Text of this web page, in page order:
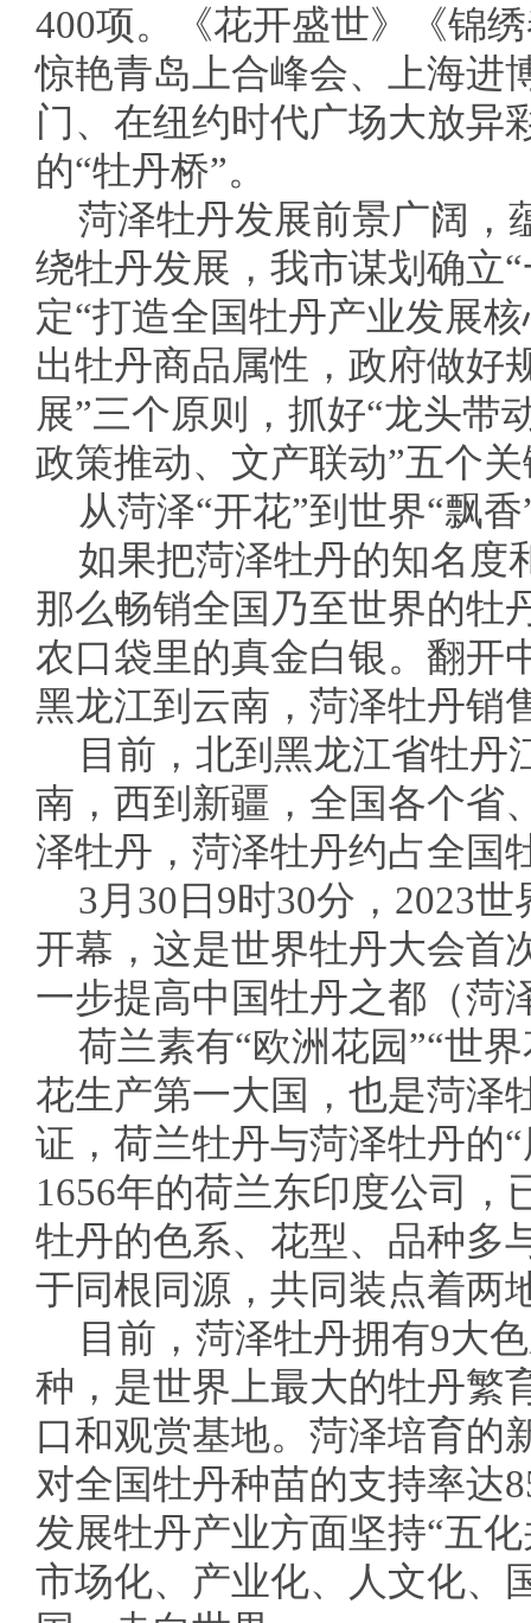
400项。《花开盛世》《锦
惊艳青岛上合峰会、上海进
门、在纽约时代广场大放异
的“牡丹桥”。
菏泽牡丹发展前景广阔，
绕牡丹发展，我市谋划确立
定“打造全国牡丹产业发展
出牡丹商品属性，政府做好
展”三个原则，抓好“龙头带
政策推动、文产联动”五个
从菏泽“开花”到世界“飘香
如果把菏泽牡丹的知名度
那么畅销全国乃至世界的牡
农口袋里的真金白银。翻开
黑龙江到云南，菏泽牡丹销
目前，北到黑龙江省牡丹
南，西到新疆，全国各个省
泽牡丹，菏泽牡丹约占全国
3月30日9时30分，2023
开幕，这是世界牡丹大会首
一步提高中国牡丹之都（菏
荷兰素有“欧洲花园”“世
花生产第一大国，也是菏泽
证，荷兰牡丹与菏泽牡丹的
1656年的荷兰东印度公司，
牡丹的色系、花型、品种多
于同根同源，共同装点着两
目前，菏泽牡丹拥有9大
种，是世界上最大的牡丹繁
口和观赏基地。菏泽培育的
对全国牡丹种苗的支持率达
发展牡丹产业方面坚持“五
市场化、产业化、人文化、